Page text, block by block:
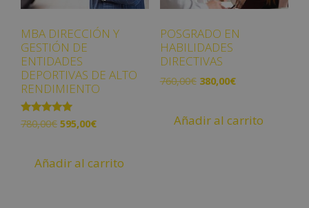
MBA DIRECCIÓN Y
GESTIÓN DE
ENTIDADES
DEPORTIVAS DE ALTO
RENDIMIENTO
Valorado
con
780,00€ 595,00€
Añadir al carrito
POSGRADO EN
HABILIDADES
DIRECTIVAS
760,00€ 380,00€
Añadir al carrito